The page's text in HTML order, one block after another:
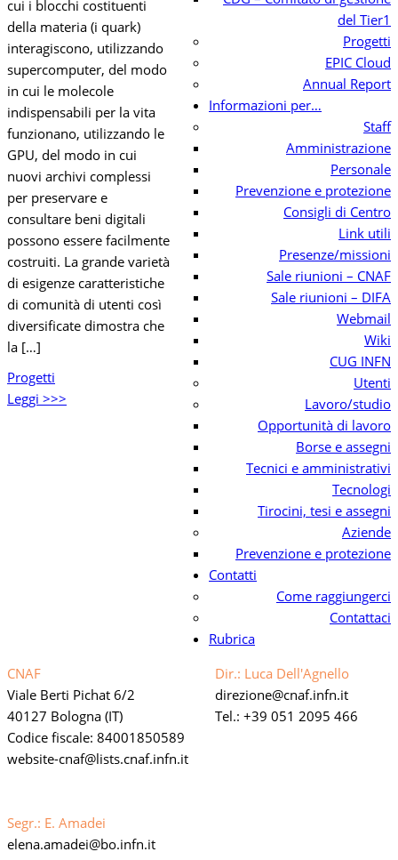
del Tier1
Progetti
EPIC Cloud
Annual Report
Informazioni per…
Staff
Amministrazione
Personale
Prevenzione e protezione
Consigli di Centro
Link utili
Presenze/missioni
Sale riunioni – CNAF
Sale riunioni – DIFA
Webmail
Wiki
CUG INFN
Utenti
Lavoro/studio
Opportunità di lavoro
Borse e assegni
Tecnici e amministrativi
Tecnologi
Tirocini, tesi e assegni
Aziende
Prevenzione e protezione
Contatti
Come raggiungerci
Contattaci
Rubrica
cui i blocchi costituenti
della materia (i quark)
interagiscono, utilizzando
supercomputer, del modo
in cui le molecole
indispensabili per la vita
funzionano, utilizzando le
GPU, del modo in cui
nuovi archivi complessi
per preservare e
consultare beni digitali
possono essere facilmente
costruiti. La grande varietà
di esigenze caratteristiche
di comunità di utenti così
diversificate dimostra che
la […]
Progetti
Leggi >>>
CNAF
Viale Berti Pichat 6/2
40127 Bologna (IT)
Codice fiscale: 84001850589
website-cnaf
lists.cnaf.infn.it
Dir.: Luca Dell'Agnello
direzione
cnaf.infn.it
Tel.: +39 051 2095 466
Segr.: E. Amadei
elena.amadei
bo.infn.it